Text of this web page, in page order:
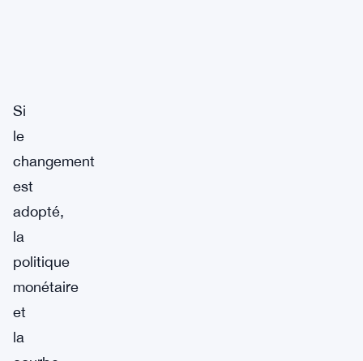
Si
le
changement
est
adopté,
la
politique
monétaire
et
la